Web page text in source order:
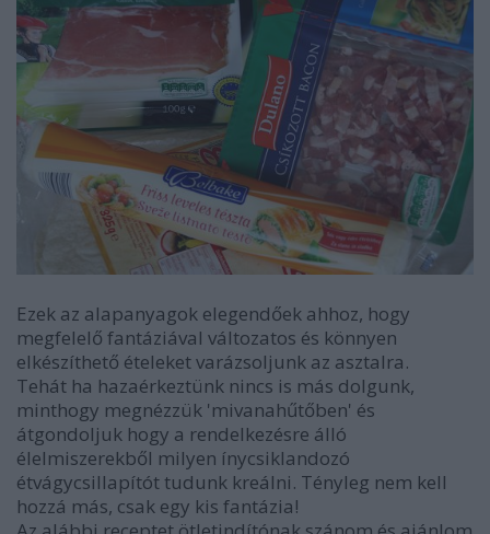
Ezek az alapanyagok elegendőek ahhoz, hogy
megfelelő fantáziával változatos és könnyen
elkészíthető ételeket varázsoljunk az asztalra.
Tehát ha hazaérkeztünk nincs is más dolgunk,
minthogy megnézzük 'mivanahűtőben' és
átgondoljuk hogy a rendelkezésre álló
élelmiszerekből milyen ínycsiklandozó
étvágycsillapítót tudunk kreálni. Tényleg nem kell
hozzá más, csak egy kis fantázia!